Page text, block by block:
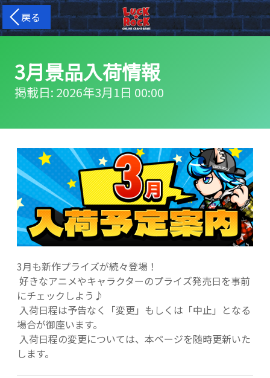
戻る
3月景品入荷情報
掲載日: 2026年3月1日 00:00
3月も新作プライズが続々登場！
好きなアニメやキャラクターのプライズ発売日を事前
にチェックしよう♪
入荷日程は予告なく「変更」もしくは「中止」となる
場合が御座います。
入荷日程の変更については、本ページを随時更新いた
します。